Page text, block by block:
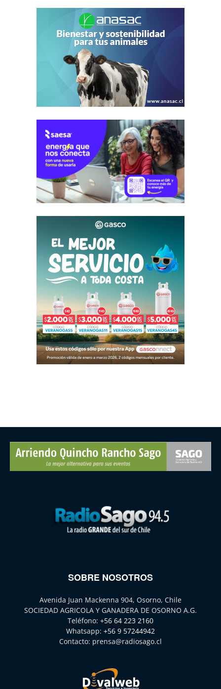
SOBRE NOSOTROS
Avenida Juan Mackenna 904, Osorno, Chile
SOCIEDAD AGRICOLA Y GANADERA DE OSORNO A.G.
Teléfono: +56 64 223 2160
Whatsapp: +56 9 57244942
Contacto: prensa@radiosago.cl